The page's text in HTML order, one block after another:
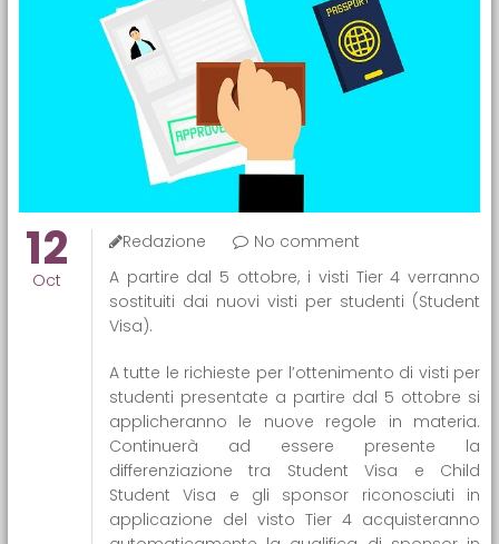
12
Oct
Redazione
No comment
A partire dal 5 ottobre, i visti Tier 4 verranno
sostituiti dai nuovi visti per studenti (Student
Visa).
A tutte le richieste per l’ottenimento di visti per
studenti presentate a partire dal 5 ottobre si
applicheranno le nuove regole in materia.
Continuerà ad essere presente la
differenziazione tra Student Visa e Child
Student Visa e gli sponsor riconosciuti in
applicazione del visto Tier 4 acquisteranno